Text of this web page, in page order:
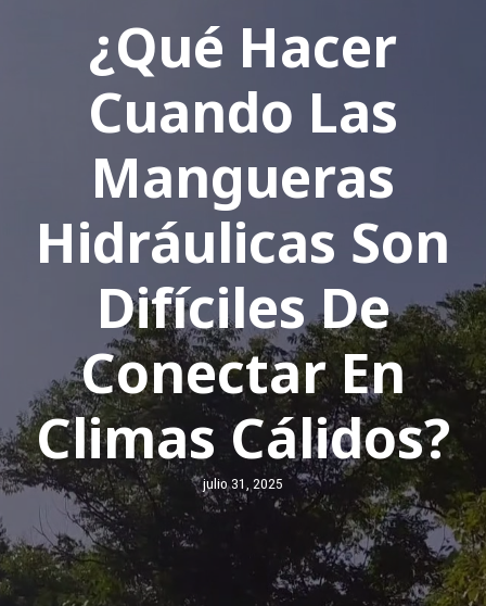
¿Qué Hacer
Cuando Las
Mangueras
Hidráulicas Son
Difíciles De
Conectar En
Climas Cálidos?
julio 31, 2025